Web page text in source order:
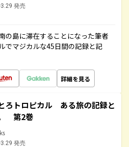
発売
の島に滞在することになった筆者
でマジカルな45日間の記録と記
詳細を見る
ろトロピカル ある旅の記録と
第2巻
発売